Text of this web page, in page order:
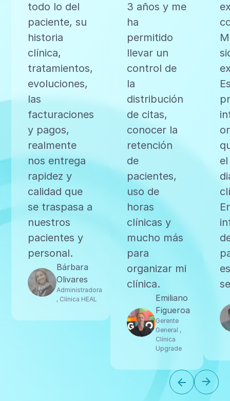
todo lo del
paciente, su
historia
clínica,
tratamientos,
evoluciones,
las
facturaciones
y pagos,
realmente
nos entrega
rapidez y
calidad que
se traspasa a
nuestros
pacientes y
personal.
Bárbara
Olivares
Administradora
, Clínica HEAL
3 años y me
ha
permitido
llevar un
control de
la
distribución
de citas,
conocer la
retención
de
pacientes,
uso de
horas
clínicas y
mucho más
para
organizar mi
clínica.
Emiliano
Figueroa
Gerente
General ,
Clínica
Upgrade